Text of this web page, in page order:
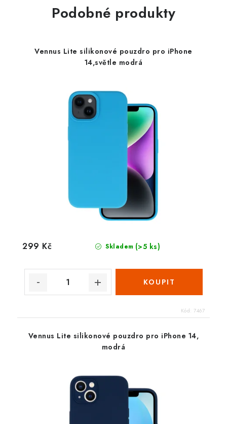
Podobné produkty
Vennus Lite silikonové pouzdro pro iPhone
14,světle modrá
Skladem (>5 ks)
299 Kč
Kód: 7467
Vennus Lite silikonové pouzdro pro iPhone 14,
modrá